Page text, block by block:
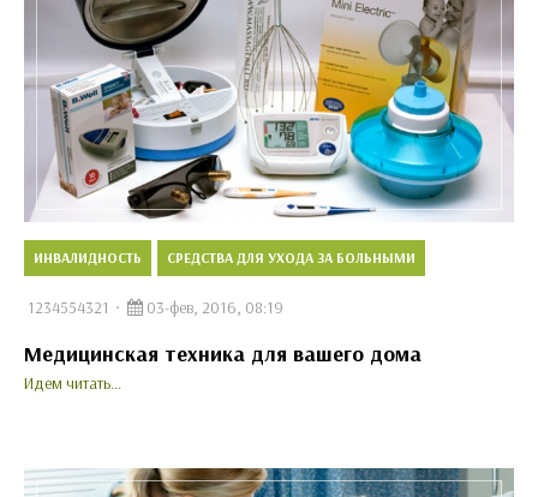
ИНВАЛИДНОСТЬ СРЕДСТВА ДЛЯ УХОДА ЗА БОЛЬНЫМИ
1234554321 03-фев, 2016, 08:19
Медицинская техника для вашего дома
Идем читать...